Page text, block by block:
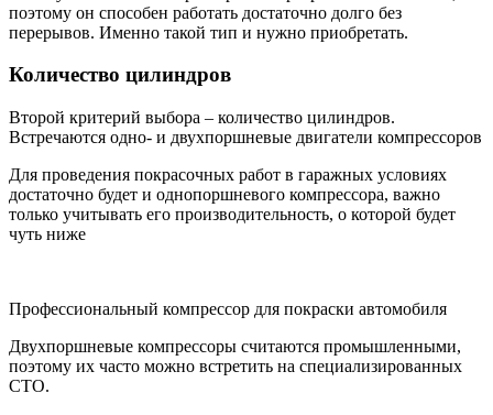
поэтому он способен работать достаточно долго без
перерывов. Именно такой тип и нужно приобретать.
Количество цилиндров
Второй критерий выбора – количество цилиндров.
Встречаются одно- и двухпоршневые двигатели компрессоров
Для проведения покрасочных работ в гаражных условиях
достаточно будет и однопоршневого компрессора, важно
только учитывать его производительность, о которой будет
чуть ниже
Профессиональный компрессор для покраски автомобиля
Двухпоршневые компрессоры считаются промышленными,
поэтому их часто можно встретить на специализированных
СТО.